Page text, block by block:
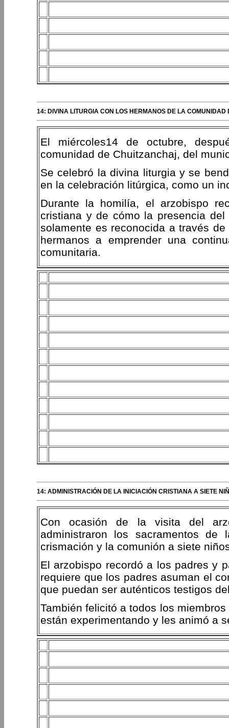
14: DIVINA LITURGIA CON LOS HERMANOS DE LA
El miércoles14 de octubre,
comunidad de Chuitzanchaj, del
Se celebró la divina liturgia y se
en la celebración litúrgica, como un
Durante la homilía, el arzobispo
cristiana y de cómo la presencia
solamente es reconocida a través
hermanos a emprender una
comunitaria.
14: ADMINISTRACIÓN DE LA INICIACIÓN CRISTIANA A SIETE
Con ocasión de la visita del
administraron los sacramentos
crismación y la comunión a siete
El arzobispo recordó a los padres y
requiere que los padres asuman el
que puedan ser auténticos testigos
También felicitó a todos los
están experimentando y les animó a